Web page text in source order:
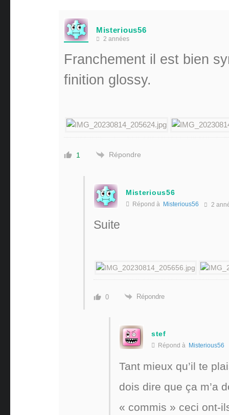
Misterious56
2 années
Franchement il est bien
finition glossy.
1 Répondre
Misterious56
Répond à Misterious56 2
Suite
0 Répondre
stef
Répond à Misterious56
Tant mieux qu’il te
dois dire que ça m’a
« commis » ceci ont-